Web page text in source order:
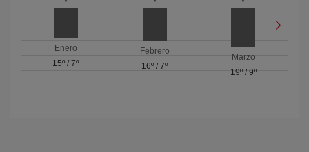
Enero
15º /7º
Febrero
16º / 7º
Marzo
19º/ 9º